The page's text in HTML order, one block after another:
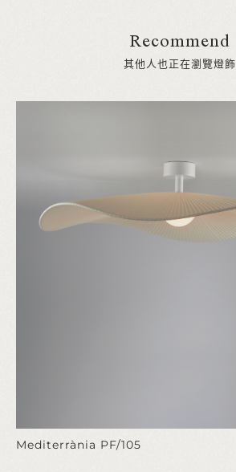
Recommend
其他人也正在瀏覽燈飾
Mediterrània PF/105